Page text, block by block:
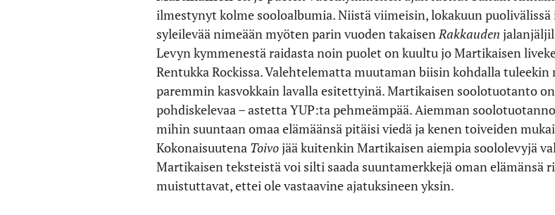
ilmestynyt kolme sooloalbumia. Niistä viimeisin, lokakuun
syleilevää nimeään myöten parin vuoden takaisen Rakkauden
Levyn kymmenestä raidasta noin puolet on kuultu jo Martikaisen
Rentukka Rockissa. Valehtelematta muutaman biisin kohdalla
paremmin kasvokkain lavalla esitettyinä. Martikaisen soolotuotanto
pohdiskelevaa – astetta YUP:ta pehmeämpää. Aiemman
mihin suuntaan omaa elämäänsä pitäisi viedä ja kenen toiveiden
Kokonaisuutena Toivojää kuitenkin Martikaisen aiempia soololevyjä
Martikaisen teksteistä voi silti saada suuntamerkkejä oman elämänsä
muistuttavat, ettei ole vastaavine ajatuksineen yksin.